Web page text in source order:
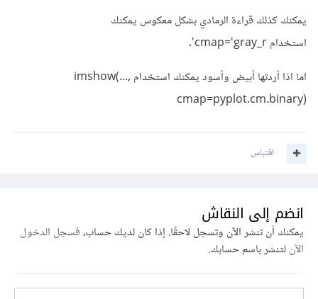
يمكنك كذلك قراءة الرمادي بشكل معكوس يمكنك
استخدام cmap='gray_r'.
اما اذا أردتها أبيض وأسود يمكنك استخدام imshow(...,
cmap=pyplot.cm.binary)
اقتباس
انضم إلى النقاش
يمكنك أن تنشر الآن وتسجل لاحقًا. إذا كان لديك حساب،فسجل الدخول
الآنلتنشر باسم حسابك.